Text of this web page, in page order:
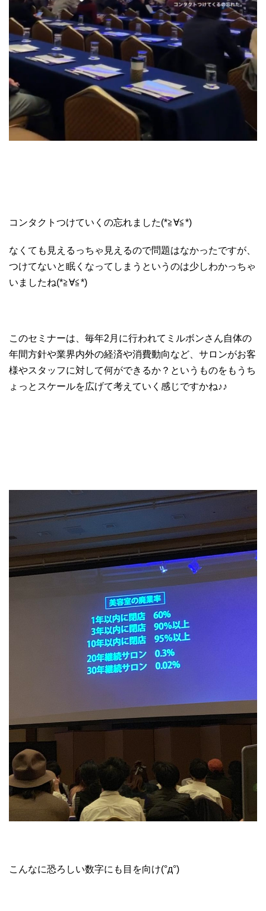
コンタクトつけていくの忘れました(*≧∀≦*)
なくても見えるっちゃ見えるので問題はなかったですが、
つけてないと眠くなってしまうというのは少しわかっちゃ
いましたね(*≧∀≦*)
このセミナーは、毎年2月に行われてミルボンさん自体の
年間方針や業界内外の経済や消費動向など、サロンがお客
様やスタッフに対して何ができるか？というものをもうち
ょっとスケールを広げて考えていく感じですかね♪♪
こんなに恐ろしい数字にも目を向け(°д°)